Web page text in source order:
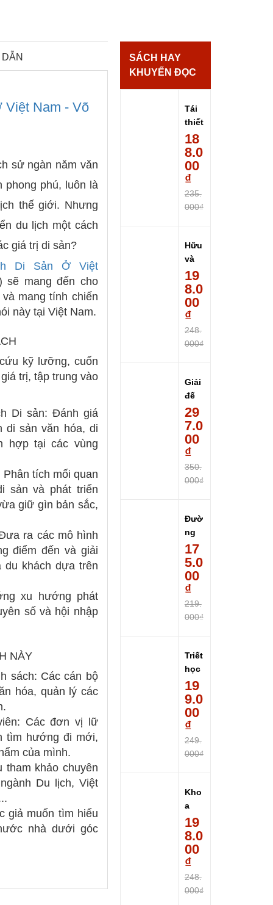
Việt Nam - Võ
sử ngàn năm văn
phong phú, luôn là
thế giới. Nhưng
du lịch một cách
giá trị di sản?
Di Sản Ở Việt
sẽ mang đến cho
mang tính chiến
này tại Việt Nam.
kỹ lưỡng, cuốn
trị, tập trung vào
Di sản: Đánh giá
di sản văn hóa, di
hợp tại các vùng
tích mối quan
sản và phát triển
giữ gìn bản sắc,
ra các mô hình
điểm đến và giải
du khách dựa trên
xu hướng phát
số và hội nhập
NÀY
sách: Các cán bộ
hóa, quản lý các
Các đơn vị lữ
tìm hướng đi mới,
của mình.
tham khảo chuyên
Du lịch, Việt
giả muốn tìm hiểu
nhà dưới góc
SÁCH HAY
KHUYẾN ĐỌC
Tái
thiết
tron
g
triết
học
(Rec
on...
18
8.0
00
₫
235.
000₫
Hữu
và
Hư
vô:
Một
khả
o
sát
19
8.0
00
₫
248.
000₫
Giải
đế
quố
c:
Lấy
châ
u Á
làm
29
7.0
00
₫
350.
000₫
Đườ
ng
vào
triết
học
-
Giáo
sư
17
5.0
00
₫
219.
000₫
Triết
học
hiện
sinh
là gì
-
Pha
n...
19
9.0
00
₫
249.
000₫
Kho
a
Học
Về
Lối
Sốn
g
(Bìa
19
8.0
00
₫
248.
000₫